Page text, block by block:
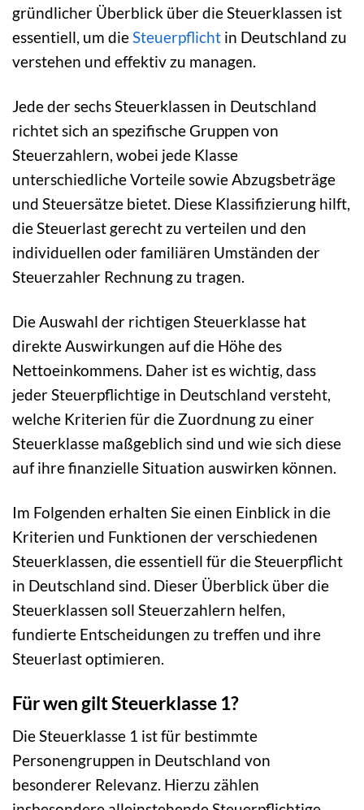
gründlicher Überblick über die Steuerklassen ist
essentiell, um dieSteuerpflicht in Deutschland zu
verstehen und effektiv zu managen.
Jede der sechs Steuerklassen in Deutschland
richtet sich an spezifische Gruppen von
Steuerzahlern, wobei jede Klasse
unterschiedliche Vorteile sowie Abzugsbeträge
und Steuersätze bietet. Diese Klassifizierung hilft,
die Steuerlast gerecht zu verteilen und den
individuellen oder familiären Umständen der
Steuerzahler Rechnung zu tragen.
Die Auswahl der richtigen Steuerklasse hat
direkte Auswirkungen auf die Höhe des
Nettoeinkommens. Daher ist es wichtig, dass
jeder Steuerpflichtige in Deutschland versteht,
welche Kriterien für die Zuordnung zu einer
Steuerklasse maßgeblich sind und wie sich diese
auf ihre finanzielle Situation auswirken können.
Im Folgenden erhalten Sie einen Einblick in die
Kriterien und Funktionen der verschiedenen
Steuerklassen, die essentiell für die Steuerpflicht
in Deutschland sind. Dieser Überblick über die
Steuerklassen soll Steuerzahlern helfen,
fundierte Entscheidungen zu treffen und ihre
Steuerlast optimieren.
Für wen gilt Steuerklasse 1?
Die Steuerklasse 1 ist für bestimmte
Personengruppen in Deutschland von
besonderer Relevanz. Hierzu zählen